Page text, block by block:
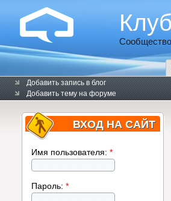
Добавить запись в блог
Добавить тему на форуме
ВХОД НА САЙТ
Имя пользователя: *
Пароль: *